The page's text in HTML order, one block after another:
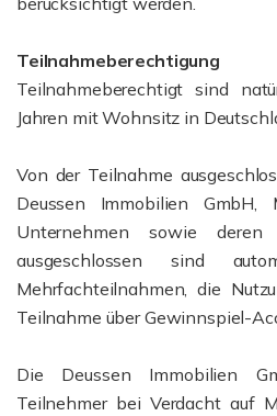
Teilnahmeberechtigung
Teilnahmeberechtigt sind
Jahren mit Wohnsitz in
Von der Teilnahme
Deussen Immobilien GmbH,
Unternehmen sowie deren
ausgeschlossen sind
Mehrfachteilnahmen, die
Teilnahme über Gewinnspiel-
Die Deussen Immobilien
Teilnehmer bei Verdacht auf